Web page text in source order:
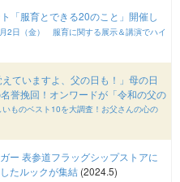
「服育とできる20のこと」開催し
2日（金） 服育に関する展示＆講演でハイ
えていますよ、父の日も！」母の日
誉挽回！オンワードが「令和の父の
ものベスト10を大調査！お父さんの心の
ー 表参道フラッグシップストアに
たルックが集結 (2024.5)